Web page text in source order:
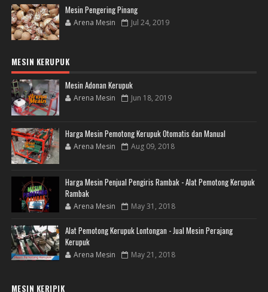
Mesin Pengering Pinang
Arena Mesin Jul 24, 2019
MESIN KERUPUK
Mesin Adonan Kerupuk
Arena Mesin Jun 18, 2019
Harga Mesin Pemotong Kerupuk Otomatis dan Manual
Arena Mesin Aug 09, 2018
Harga Mesin Penjual Pengiris Rambak - Alat Pemotong Kerupuk
Rambak
Arena Mesin May 31, 2018
Alat Pemotong Kerupuk Lontongan - Jual Mesin Perajang
Kerupuk
Arena Mesin May 21, 2018
MESIN KERIPIK